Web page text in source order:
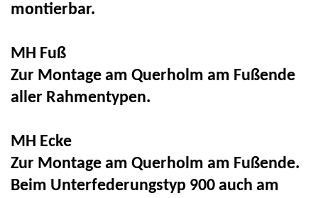
montierbar.
MH Fuß
Zur Montage am Querholm am Fußende
aller Rahmentypen.
MH Ecke
Zur Montage am Querholm am Fußende.
Beim Unterfederungstyp 900 auch am